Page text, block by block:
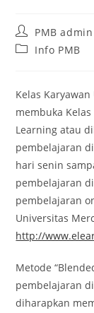
Post
author:
PMB admin
PostInfo PMB
Kelas
membuka
Learning atau
pembelajaran
hari senin
pembelajaran
pembelajaran
Universitas
http://
Metode
pembelajaran
diharapkan